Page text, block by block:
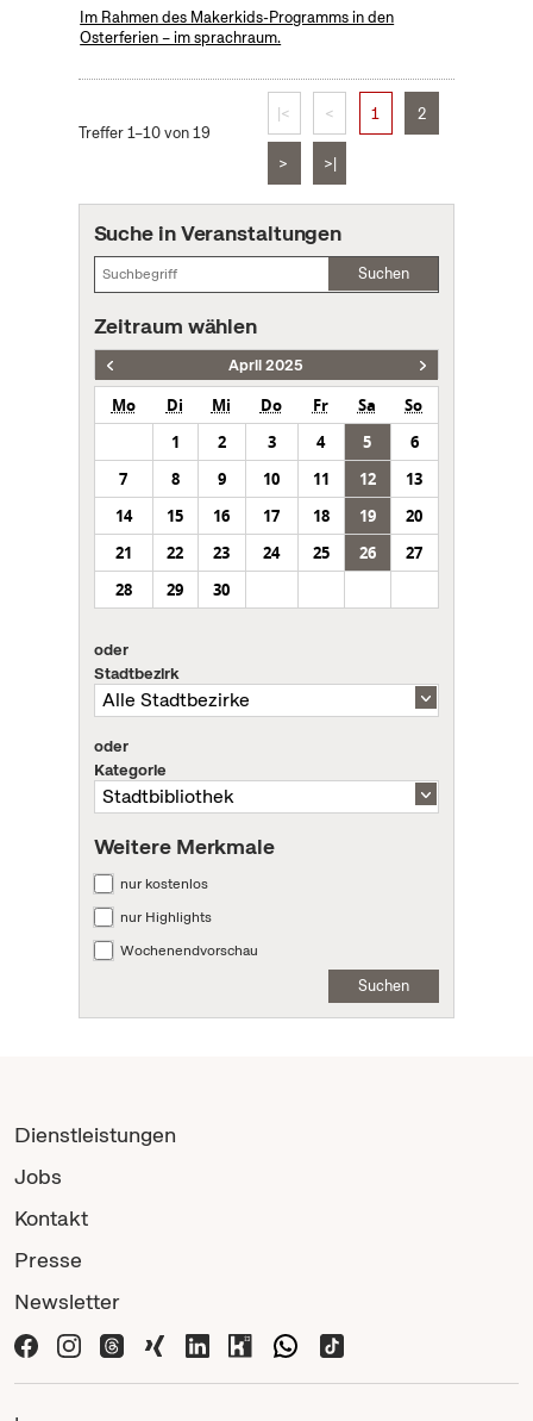
Im Rahmen des Makerkids-Programms in den
Osterferien – im sprachraum.
Treffer 1–10 von 19
|< < 1 2
> >|
Suche in Veranstaltungen
Suchen
Zeitraum wählen
April 2025
Mo Di Mi Do Fr Sa
So
1
2 3 4 5
6
7
8 9 10 11 12
13
14
15 16 17 18 19
20
21
22 23 24 25 26
27
28
29 30
oder
Stadtbezirk
oder
Kategorie
Weitere Merkmale
nur kostenlos
nur Highlights
Wochenendvorschau
Suchen
Dienstleistungen
Jobs
Kontakt
Presse
Newsletter